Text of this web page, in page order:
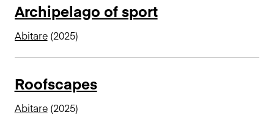
Archipelago of sport
Abitare(2025)
Roofscapes
Abitare(2025)